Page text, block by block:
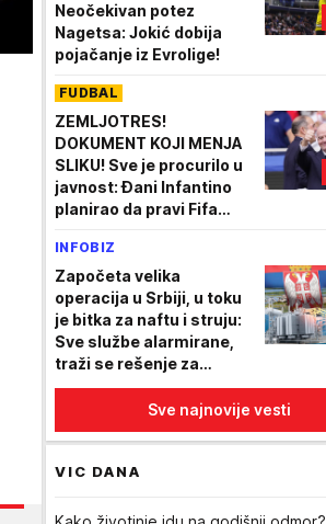
Neočekivan potez
Nagetsa: Jokić dobija
pojačanje iz Evrolige!
FUDBAL
ZEMLJOTRES!
DOKUMENT KOJI MENJA
SLIKU! Sve je procurilo u
javnost: Đani Infantino
planirao da pravi Fifa
ŠOKANTNI DETALJI
INFOBIZ
Započeta velika
operacija u Srbiji, u toku
je bitka za naftu i struju:
Sve službe alarmirane,
traži se rešenje za
rekordno nizak vodostaj
Sve najnovije vesti
VIC DANA